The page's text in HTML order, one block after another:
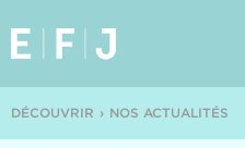
NOS ACTUALITÉS
DÉCOUVRIR